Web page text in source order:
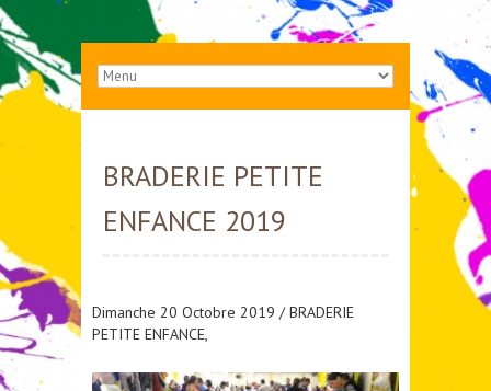
BRADERIE PETITE
ENFANCE 2019
Dimanche 20 Octobre 2019 / BRADERIE
PETITE ENFANCE,